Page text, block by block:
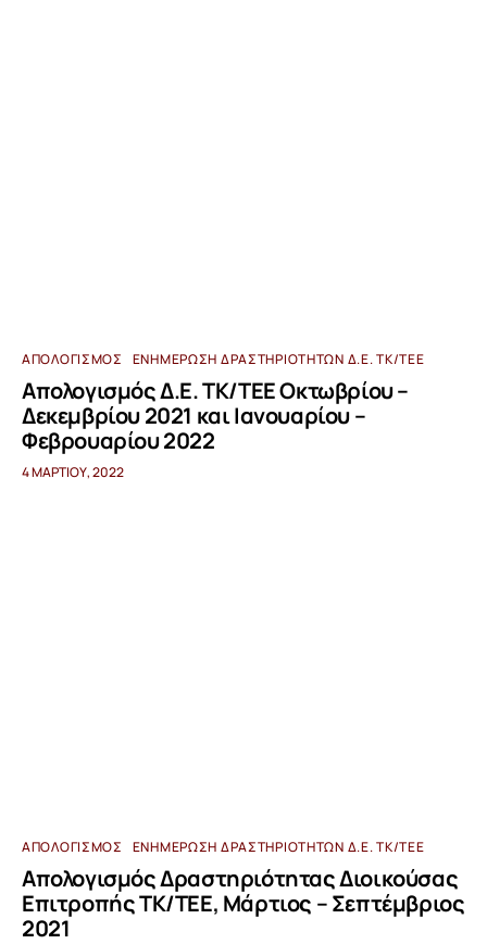
ΑΠΟΛΟΓΙΣΜΌΣ ΕΝΗΜΈΡΩΣΗ ΔΡΑΣΤΗΡΙΟΤΉΤΩΝ Δ.Ε. ΤΚ/ΤΕΕ
Απολογισμός Δ.Ε. ΤΚ/ΤΕΕ Οκτωβρίου –
Δεκεμβρίου 2021 και Ιανουαρίου –
Φεβρουαρίου 2022
4 ΜΑΡΤΊΟΥ, 2022
ΑΠΟΛΟΓΙΣΜΌΣ ΕΝΗΜΈΡΩΣΗ ΔΡΑΣΤΗΡΙΟΤΉΤΩΝ Δ.Ε. ΤΚ/ΤΕΕ
Απολογισμός Δραστηριότητας Διοικούσας
Επιτροπής ΤΚ/ΤΕΕ, Μάρτιος – Σεπτέμβριος
2021